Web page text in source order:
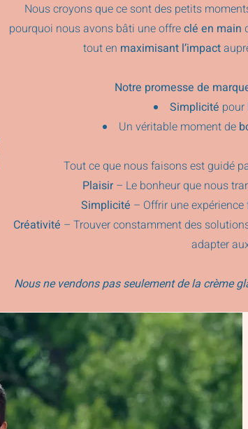
Nous croyons que ce sont des petits
pourquoi nous avons bâti une offreclé en main
tout en maximisant l’impact
Notre promesse de
Simplicité
Un véritable moment de
Tout ce que nous faisons est guidé
Plaisir– Le bonheur que nous
Simplicité – Offrir une
Créativité – Trouver constamment des
adapter
Nous ne vendons pas seulement de la crème